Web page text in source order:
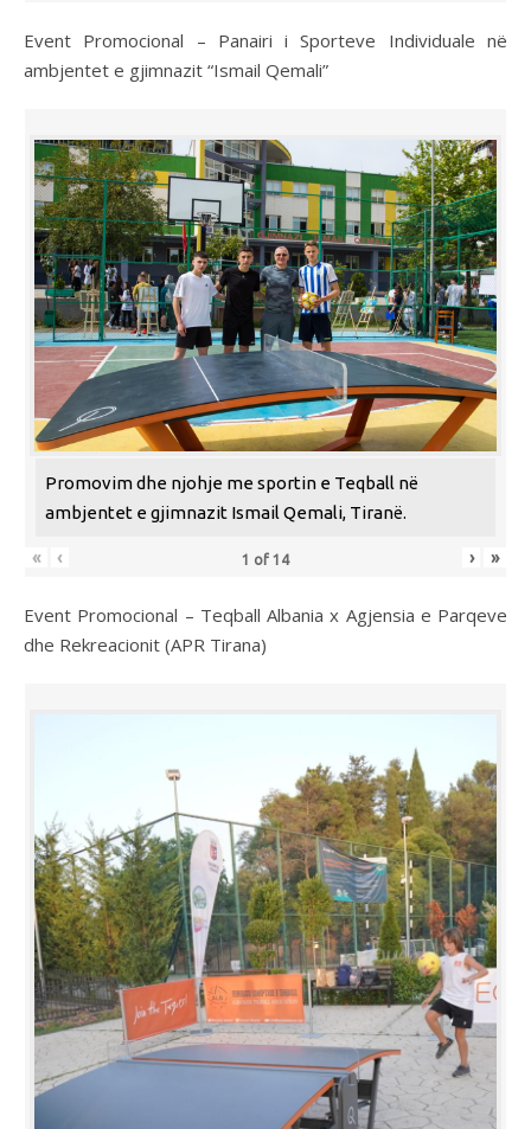
Event Promocional – Panairi i Sporteve Individuale në
ambjentet e gjimnazit “Ismail Qemali”
Promovim dhe njohje me sportin e Teqball në
ambjentet e gjimnazit Ismail Qemali, Tiranë.
« ‹ 1 of 14 › »
Event Promocional – Teqball Albania x Agjensia e Parqeve
dhe Rekreacionit (APR Tirana)